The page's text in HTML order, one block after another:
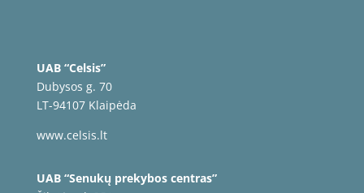
UAB “Celsis”
Dubysos g. 70
LT-94107 Klaipėda
www.celsis.lt
UAB “Senukų prekybos centras”